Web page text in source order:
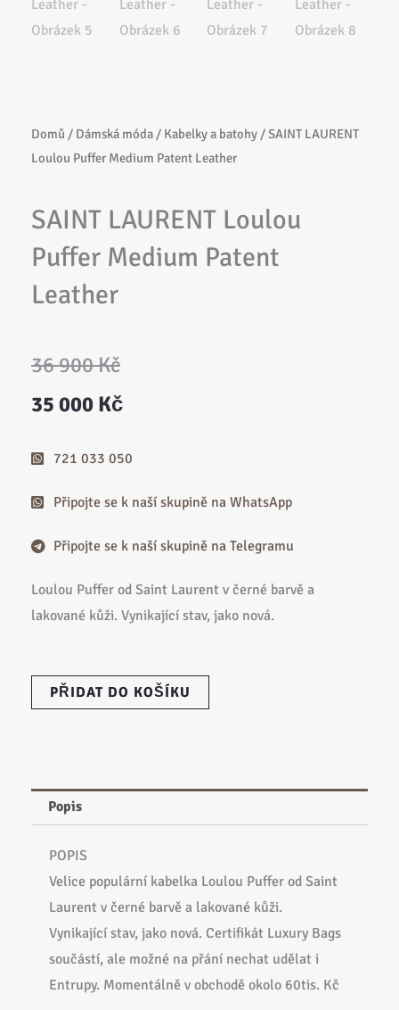
Domů / Dámská móda / Kabelky a batohy / SAINT LAURENT
Loulou Puffer Medium Patent Leather
SAINT LAURENT Loulou
Puffer Medium Patent
Leather
36 900Kč
Původní
cena
35 000 Kč
Aktuální
cena
721 033 050
Připojte se k naší skupině na WhatsApp
Připojte se k naší skupině na Telegramu
Loulou Puffer od Saint Laurent v černé barvě a
lakované kůži. Vynikající stav, jako nová.
SAINT
LAURENT
Patent
Leather
množství
PŘIDAT DO KOŠÍKU
Popis
POPIS
Velice populární kabelka Loulou Puffer od Saint
Laurent v černé barvě a lakované kůži.
Vynikající stav, jako nová. Certifikát Luxury Bags
součástí, ale možné na přání nechat udělat i
Entrupy. Momentálně v obchodě okolo 60tis. Kč